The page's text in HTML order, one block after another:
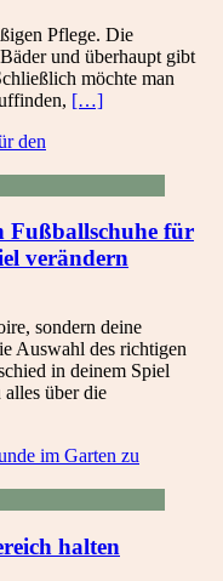
Pflege. Die
und überhaupt gibt
möchte man
[…]
Fußballschuhe für
verändern
sondern deine
Auswahl des richtigen
in deinem Spiel
über die
halten